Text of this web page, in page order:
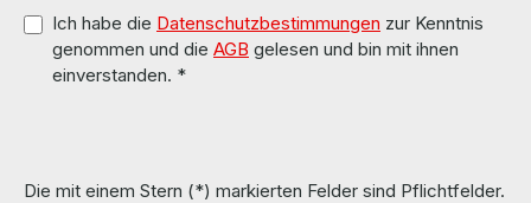
Ich habe die Datenschutzbestimmungen zur Kenntnis
genommen und die AGB gelesen und bin mit ihnen
einverstanden. *
Die mit einem Stern (*) markierten Felder sind Pflichtfelder.